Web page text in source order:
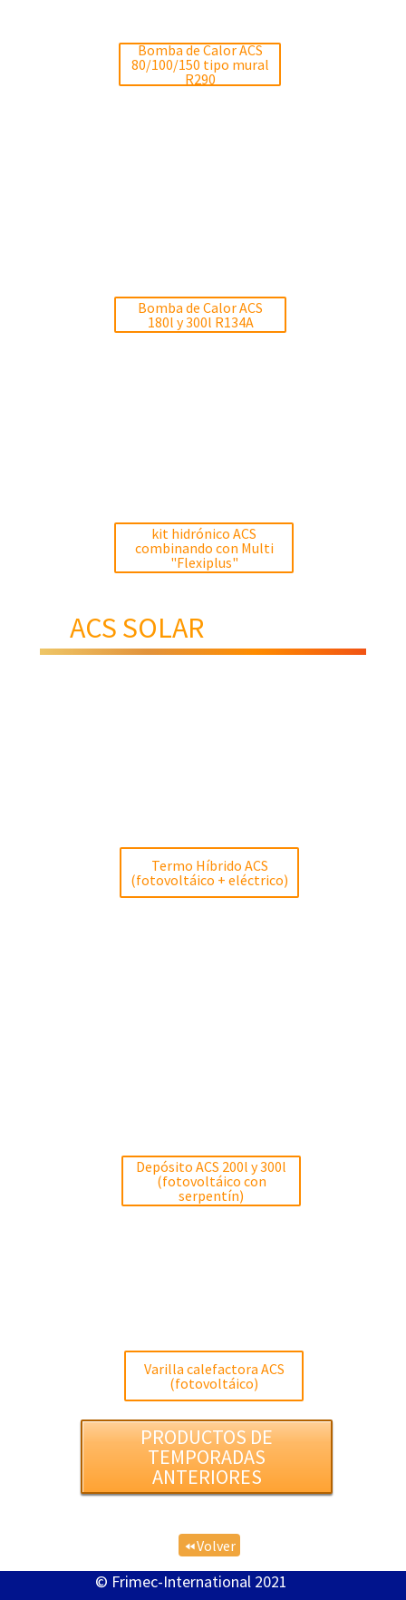
© Frimec-International 2021
fast_rewindVolver
Bomba de Calor ACS
80/100/150 tipo mural
R290
kit hidrónico ACS
combinando con Multi
"Flexiplus"
Bomba de Calor ACS
180l y 300l R134A
ACS SOLAR
Varilla calefactora ACS
(fotovoltáico)
Depósito ACS 200l y 300l
(fotovoltáico con
serpentín)
Termo Híbrido ACS
(fotovoltáico + eléctrico)
PRODUCTOS DE
TEMPORADAS
ANTERIORES